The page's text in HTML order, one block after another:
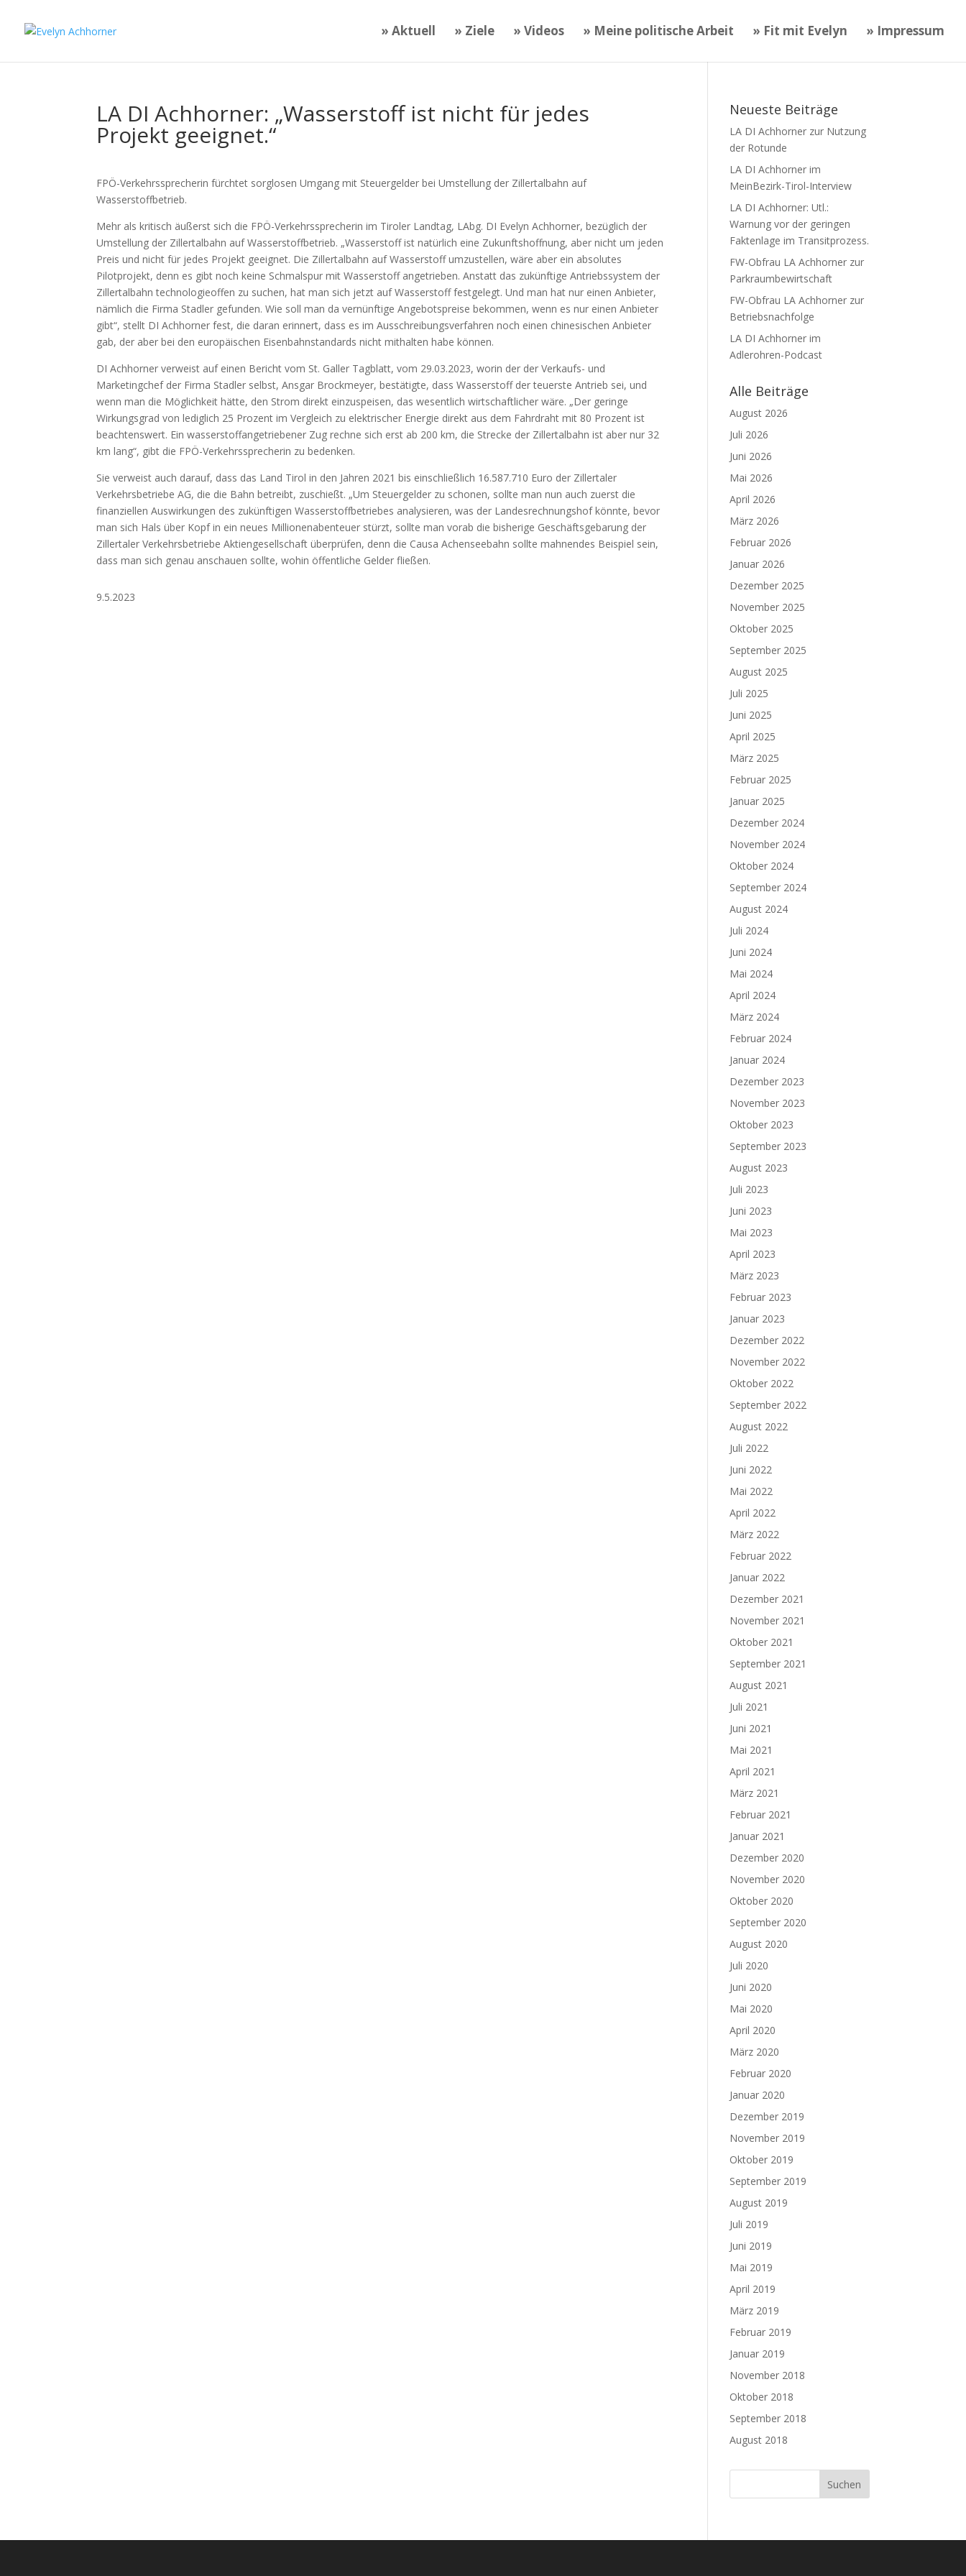
» Aktuell » Ziele » Videos » Meine politische Arbeit » Fit mit Evelyn » Impressum
LA DI Achhorner: „Wasserstoff ist nicht für jedes
Projekt geeignet.“
FPÖ-Verkehrssprecherin fürchtet sorglosen Umgang mit Steuergelder bei Umstellung der Zillertalbahn auf
Wasserstoffbetrieb.
Mehr als kritisch äußerst sich die FPÖ-Verkehrssprecherin im Tiroler Landtag, LAbg. DI Evelyn Achhorner, bezüglich der
Umstellung der Zillertalbahn auf Wasserstoffbetrieb. „Wasserstoff ist natürlich eine Zukunftshoffnung, aber nicht um jeden
Preis und nicht für jedes Projekt geeignet. Die Zillertalbahn auf Wasserstoff umzustellen, wäre aber ein absolutes
Pilotprojekt, denn es gibt noch keine Schmalspur mit Wasserstoff angetrieben. Anstatt das zukünftige Antriebssystem der
Zillertalbahn technologieoffen zu suchen, hat man sich jetzt auf Wasserstoff festgelegt. Und man hat nur einen Anbieter,
nämlich die Firma Stadler gefunden. Wie soll man da vernünftige Angebotspreise bekommen, wenn es nur einen Anbieter
gibt“, stellt DI Achhorner fest, die daran erinnert, dass es im Ausschreibungsverfahren noch einen chinesischen Anbieter
gab, der aber bei den europäischen Eisenbahnstandards nicht mithalten habe können.
DI Achhorner verweist auf einen Bericht vom St. Galler Tagblatt, vom 29.03.2023, worin der der Verkaufs- und
Marketingchef der Firma Stadler selbst, Ansgar Brockmeyer, bestätigte, dass Wasserstoff der teuerste Antrieb sei, und
wenn man die Möglichkeit hätte, den Strom direkt einzuspeisen, das wesentlich wirtschaftlicher wäre. „Der geringe
Wirkungsgrad von lediglich 25 Prozent im Vergleich zu elektrischer Energie direkt aus dem Fahrdraht mit 80 Prozent ist
beachtenswert. Ein wasserstoffangetriebener Zug rechne sich erst ab 200 km, die Strecke der Zillertalbahn ist aber nur 32
km lang“, gibt die FPÖ-Verkehrssprecherin zu bedenken.
Sie verweist auch darauf, dass das Land Tirol in den Jahren 2021 bis einschließlich 16.587.710 Euro der Zillertaler
Verkehrsbetriebe AG, die die Bahn betreibt, zuschießt. „Um Steuergelder zu schonen, sollte man nun auch zuerst die
finanziellen Auswirkungen des zukünftigen Wasserstoffbetriebes analysieren, was der Landesrechnungshof könnte, bevor
man sich Hals über Kopf in ein neues Millionenabenteuer stürzt, sollte man vorab die bisherige Geschäftsgebarung der
Zillertaler Verkehrsbetriebe Aktiengesellschaft überprüfen, denn die Causa Achenseebahn sollte mahnendes Beispiel sein,
dass man sich genau anschauen sollte, wohin öffentliche Gelder fließen.
9.5.2023
Neueste Beiträge
LA DI Achhorner zur Nutzung
der Rotunde
LA DI Achhorner im
MeinBezirk-Tirol-Interview
LA DI Achhorner: Utl.:
Warnung vor der geringen
Faktenlage im Transitprozess.
FW-Obfrau LA Achhorner zur
Parkraumbewirtschaft
FW-Obfrau LA Achhorner zur
Betriebsnachfolge
LA DI Achhorner im
Adlerohren-Podcast
Alle Beiträge
August 2026
Juli 2026
Juni 2026
Mai 2026
April 2026
März 2026
Februar 2026
Januar 2026
Dezember 2025
November 2025
Oktober 2025
September 2025
August 2025
Juli 2025
Juni 2025
April 2025
März 2025
Februar 2025
Januar 2025
Dezember 2024
November 2024
Oktober 2024
September 2024
August 2024
Juli 2024
Juni 2024
Mai 2024
April 2024
März 2024
Februar 2024
Januar 2024
Dezember 2023
November 2023
Oktober 2023
September 2023
August 2023
Juli 2023
Juni 2023
Mai 2023
April 2023
März 2023
Februar 2023
Januar 2023
Dezember 2022
November 2022
Oktober 2022
September 2022
August 2022
Juli 2022
Juni 2022
Mai 2022
April 2022
März 2022
Februar 2022
Januar 2022
Dezember 2021
November 2021
Oktober 2021
September 2021
August 2021
Juli 2021
Juni 2021
Mai 2021
April 2021
März 2021
Februar 2021
Januar 2021
Dezember 2020
November 2020
Oktober 2020
September 2020
August 2020
Juli 2020
Juni 2020
Mai 2020
April 2020
März 2020
Februar 2020
Januar 2020
Dezember 2019
November 2019
Oktober 2019
September 2019
August 2019
Juli 2019
Juni 2019
Mai 2019
April 2019
März 2019
Februar 2019
Januar 2019
November 2018
Oktober 2018
September 2018
August 2018